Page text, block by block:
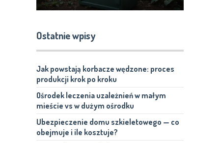
Ostatnie wpisy
Jak powstają korbacze wędzone: proces
produkcji krok po kroku
Ośrodek leczenia uzależnień w małym
mieście vs w dużym ośrodku
Ubezpieczenie domu szkieletowego — co
obejmuje i ile kosztuje?